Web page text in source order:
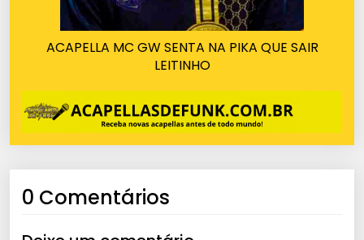
ACAPELLA MC GW SENTA NA PIKA QUE SAIR
LEITINHO
0 Comentários